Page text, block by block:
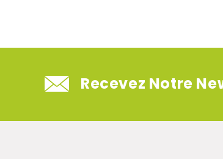
Recevez Notre